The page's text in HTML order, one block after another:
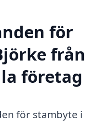
för
från
företag
för stambyte i